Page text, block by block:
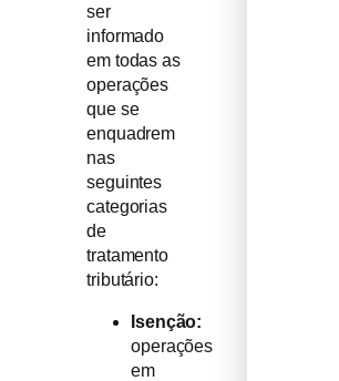
ser
informado
em todas as
operações
que se
enquadrem
nas
seguintes
categorias
de
tratamento
tributário:
Isenção:
operações
em